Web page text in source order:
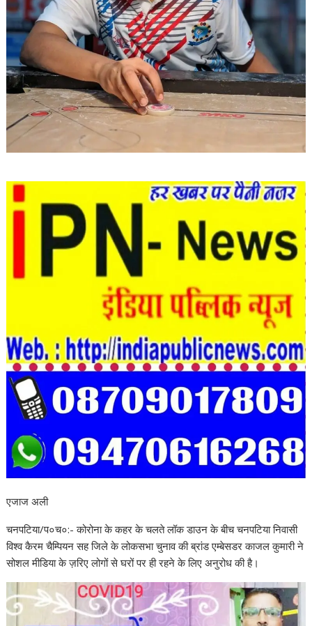
एजाज अली
चनपटिया/प०च०:- कोरोना के कहर के चलते लॉक डाउन के बीच चनपटिया निवासी
विश्व कैरम चैम्पियन सह जिले के लोकसभा चुनाव की ब्रांड एम्बेसडर काजल कुमारी ने
सोशल मीडिया के ज़रिए लोगों से घरों पर ही रहने के लिए अनुरोध की है।